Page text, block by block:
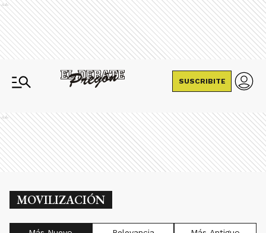
Ads
SUSCRIBITE
Ads
MOVILIZACIÓN